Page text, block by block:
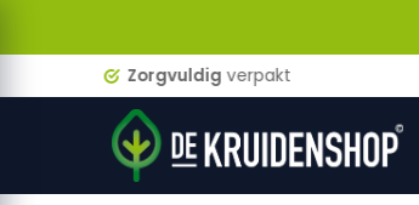
Zorgvuldigverpakt